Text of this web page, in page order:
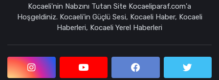
Kocaeli'nin Nabzını Tutan Site Kocaeliparaf.com'a
Hoşgeldiniz. Kocaeli'in Güçlü Sesi, Kocaeli Haber, Kocaeli
Haberleri, Kocaeli Yerel Haberleri